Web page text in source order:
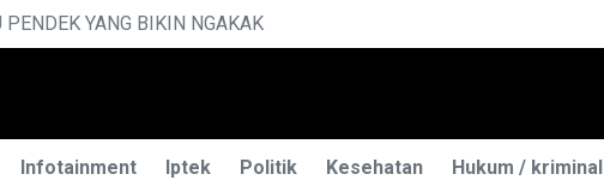
MENGUAK RAHASIA ILMU TELEPATI
Infotainment Iptek Politik Kesehatan Hukum / kriminal